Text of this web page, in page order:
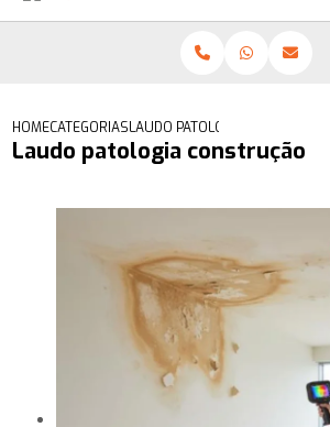
HOMECATEGORIASLAUDO PATOLOGIA CONSTRUÇÃO
Laudo patologia construção